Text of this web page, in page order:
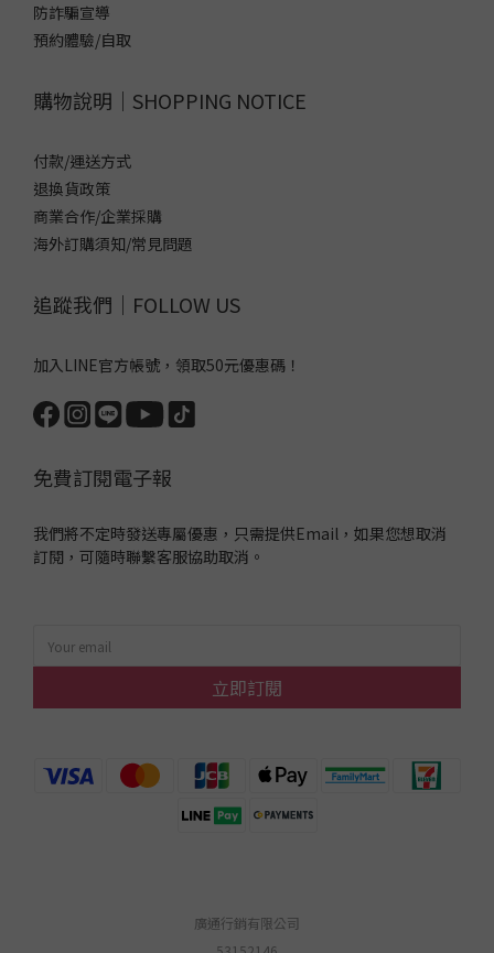
防詐騙宣導
預約體驗/自取
購物說明｜SHOPPING NOTICE
付款/運送方式
退換貨政策
商業合作/企業採購
海外訂購須知/常見問題
追蹤我們｜FOLLOW US
加入LINE官方帳號，領取50元優惠碼！
免費訂閱電子報
我們將不定時發送專屬優惠，只需提供Email，如果您想取消
訂閱，可隨時聯繫客服協助取消。
立即訂閱
廣通行銷有限公司